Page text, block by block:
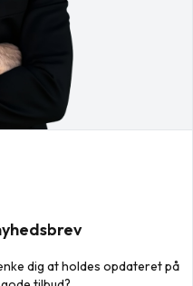
dig at holdes opdateret på